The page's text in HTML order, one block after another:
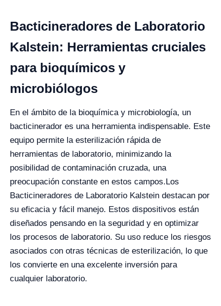
Bacticineradores de Laboratorio
Kalstein: Herramientas cruciales
para bioquímicos y
microbiólogos
En el ámbito de la bioquímica y microbiología, un
bacticinerador es una herramienta indispensable. Este
equipo permite la esterilización rápida de
herramientas de laboratorio, minimizando la
posibilidad de contaminación cruzada, una
preocupación constante en estos campos.Los
Bacticineradores de Laboratorio Kalstein destacan por
su eficacia y fácil manejo. Estos dispositivos están
diseñados pensando en la seguridad y en optimizar
los procesos de laboratorio. Su uso reduce los riesgos
asociados con otras técnicas de esterilización, lo que
los convierte en una excelente inversión para
cualquier laboratorio.